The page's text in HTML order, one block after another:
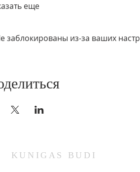
еще
заблокированы из-за ваших
KUNIGAS BUDI